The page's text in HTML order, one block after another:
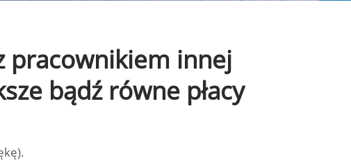
pracownikiem innej
bądź równe płacy